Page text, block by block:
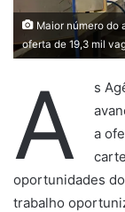
Maior número do
oferta de 19,3 mil
A
s
a
oportunidades
trabalho